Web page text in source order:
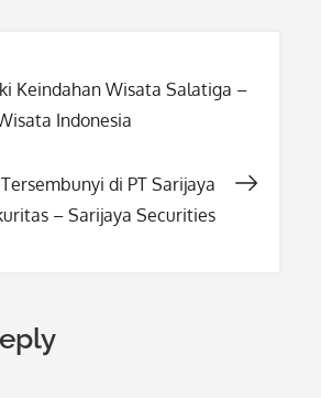
Keindahan Wisata Salatiga –
Indonesia
di PT Sarijaya
– Sarijaya Securities